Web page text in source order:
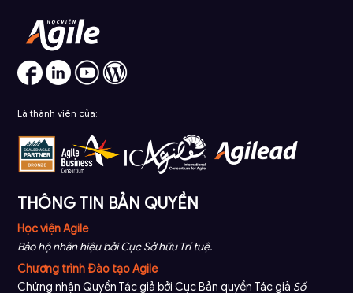
Là thành viên của:
THÔNG TIN BẢN QUYỀN
Học viện Agile
Bảo hộ nhãn hiệu bởi Cục Sở hữu Trí tuệ.
Chương trình Đào tạo Agile
Chứng nhận Quyền Tác giả bởi Cục Bản quyền Tác giả Số